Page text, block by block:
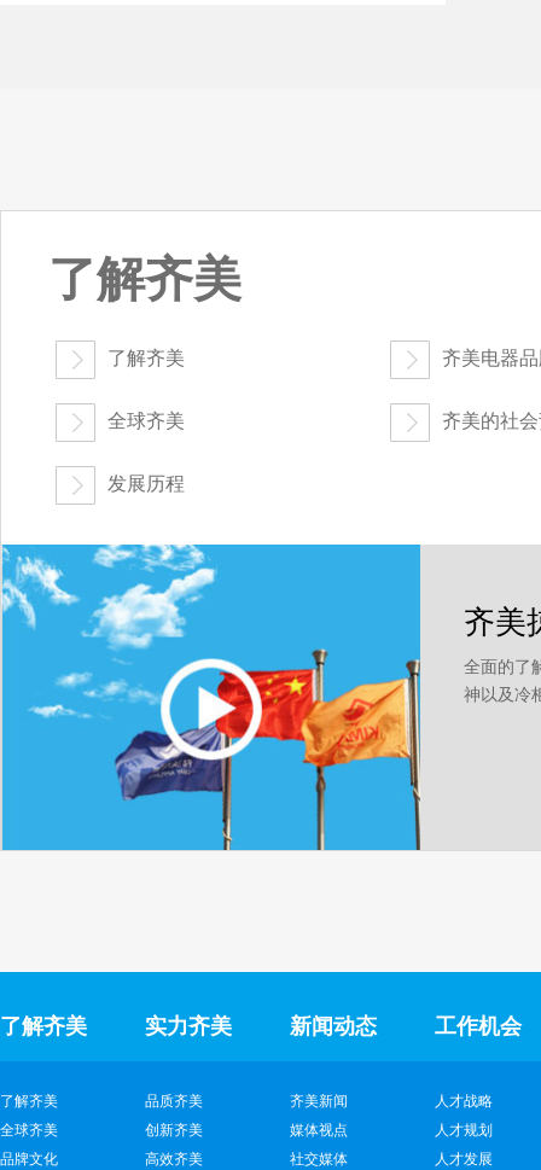
了解齐美
了解齐美 齐美电器
全球齐美 齐美的社
发展历程
齐美
全面的了
神以及冷
了解齐美
了解齐美
全球齐美
品牌文化
实力齐美
品质齐美
创新齐美
高效齐美
新闻动态
齐美新闻
媒体视点
社交媒体
工作机会
人才战略
人才规划
人才发展